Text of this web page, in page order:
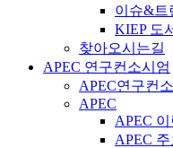
이슈&트
KIEP 도
찾아오시는길
APEC 연구컨소시엄
APEC연구컨
APEC
APEC
APEC 주